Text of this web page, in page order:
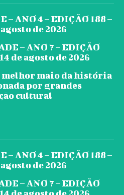
ANO 4 – EDIÇÃO 188 –
de 2026
– ANO 7 – EDIÇÃO
de agosto de 2026
melhor maio da história
por grandes
cultural
ANO 4 – EDIÇÃO 188 –
de 2026
– ANO 7 – EDIÇÃO